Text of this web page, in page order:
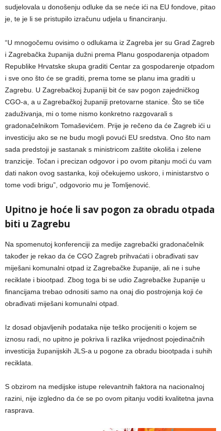
sudjelovala u donošenju odluke da se neće ići na EU fondove, pitao
je, te je li se pristupilo izračunu udjela u financiranju.
“U mnogočemu ovisimo o odlukama iz Zagreba jer su Grad Zagreb
i Zagrebačka županija dužni prema Planu gospodarenja otpadom
Republike Hrvatske skupa graditi Centar za gospodarenje otpadom
i sve ono što će se graditi, prema tome se planu ima graditi u
Zagrebu. U Zagrebačkoj županiji bit će sav pogon zajedničkog
CGO-a, a u Zagrebačkoj županiji pretovarne stanice. Što se tiče
zaduživanja, mi o tome nismo konkretno razgovarali s
gradonačelnikom Tomaševićem. Prije je rečeno da će Zagreb ići u
investiciju ako se ne budu mogli povući EU sredstva. Ono što nam
sada predstoji je sastanak s ministricom zaštite okoliša i zelene
tranzicije. Točan i precizan odgovor i po ovom pitanju moći ću vam
dati nakon ovog sastanka, koji očekujemo uskoro, i ministarstvo o
tome vodi brigu”, odgovorio mu je Tomljenović.
Upitno je hoće li sav pogon za obradu otpada
biti u Zagrebu
Na spomenutoj konferenciji za medije zagrebački gradonačelnik
također je rekao da će CGO Zagreb prihvaćati i obrađivati sav
miješani komunalni otpad iz Zagrebačke županije, ali ne i suhe
reciklate i biootpad. Zbog toga bi se udio Zagrebačke županije u
financijama trebao odnositi samo na onaj dio postrojenja koji će
obrađivati miješani komunalni otpad.
Iz dosad objavljenih podataka nije teško procijeniti o kojem se
iznosu radi, no upitno je pokriva li razlika vrijednost pojedinačnih
investicija županijskih JLS-a u pogone za obradu biootpada i suhih
reciklata.
S obzirom na medijske istupe relevantnih faktora na nacionalnoj
razini, nije izgledno da će se po ovom pitanju voditi kvalitetna javna
rasprava.